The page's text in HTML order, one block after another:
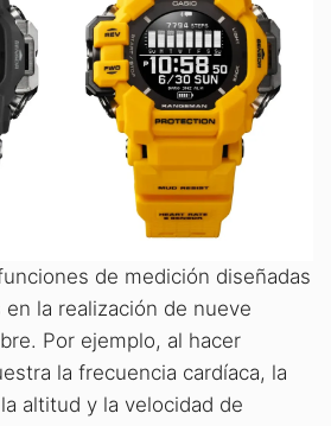
de medición diseñadas
en la realización de nueve
Por ejemplo, al hacer
la frecuencia cardíaca, la
altitud y la velocidad de